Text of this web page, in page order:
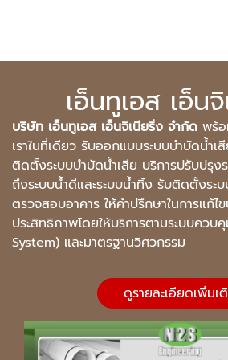
เอ็นทูเอส เอ็น
บริษัท เอ็นทูเอส เอ็นจิเนียริ่ง จำกัด พร้
เราในที่เดียว รับออกแบบระบบบำบัดน้ำเ
ติดตั้งระบบบำบัดน้ำเสีย บริการปรับปรุง
ถึงระบบน้ำดีและระบบน้ำทิ้ง รับติดตั้งระ
ตรวจสอบอาคาร ให้คำปรึกษาในการแก้ไ
ประสิทธิภาพโดยให้บริการตามระบบคว
System) และมาตรฐานวิศวกรรม
ดูรายละเอียดเพิ่มเ